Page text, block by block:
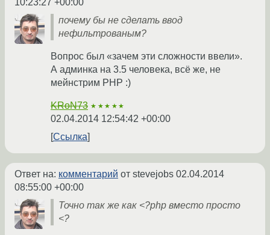
почему бы не сделать ввод
нефильтрованым?
Вопрос был «зачем эти сложности ввели».
А админка на 3.5 человека, всё же, не
мейнстрим PHP :)
KRoN73 ★★★★★
02.04.2014 12:54:42 +00:00
Ссылка
Ответ на: комментарий от stevejobs 02.04.2014
08:55:00 +00:00
Точно так же как <?php вместо просто
<?